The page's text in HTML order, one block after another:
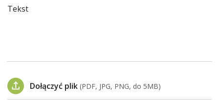
Tekst
Dołączyć plik (PDF, JPG, PNG, do 5MB)